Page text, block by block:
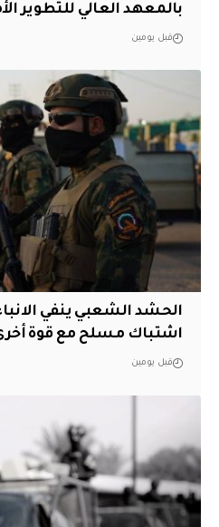
بالمعهد العالي للتطوير
قبل يومين
الحشد الشعبي ينفي
اشتباك مسلح مع قوة
قبل يومين